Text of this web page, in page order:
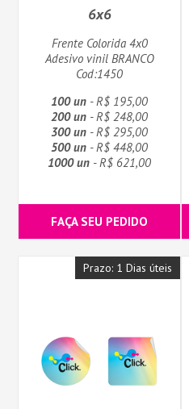
6x6
Frente Colorida 4x0
Adesivo vinil BRANCO
Cod:1450
100 un - R$ 195,00
200 un - R$ 248,00
300 un - R$ 295,00
500 un - R$ 448,00
1000 un - R$ 621,00
FAÇA SEU PEDIDO
Prazo: 1 Dias úteis